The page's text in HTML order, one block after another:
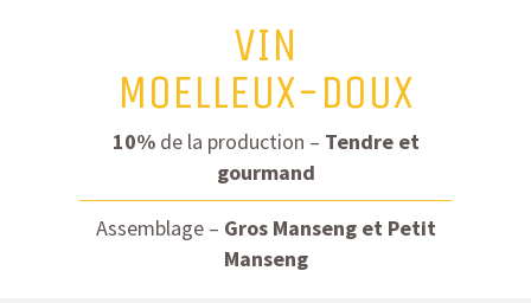
VIN
MOELLEUX-DOUX
10%de la production – Tendre et
gourmand
Assemblage – Gros Manseng et Petit
Manseng